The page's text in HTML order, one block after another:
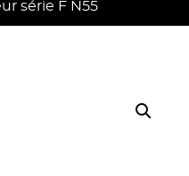
série F N55